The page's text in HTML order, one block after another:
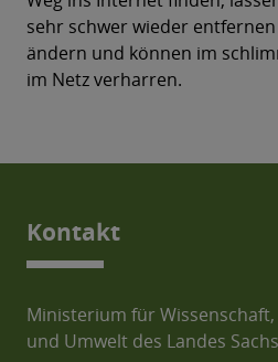
sehr schwer wieder
ändern und können im
im Netz verharren.
Kontakt
Ministerium für
und Umwelt des Landes